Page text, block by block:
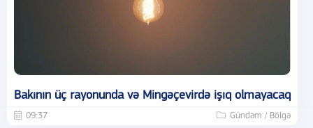
Bakının üç rayonunda və Mingəçevirdə işıq olmayacaq
09:37 Gündəm / Bölgə